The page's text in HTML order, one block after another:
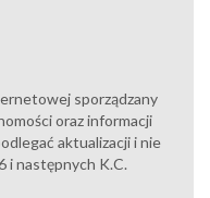
sporządzany
oraz informacji
aktualizacji i nie
i następnych K.C.